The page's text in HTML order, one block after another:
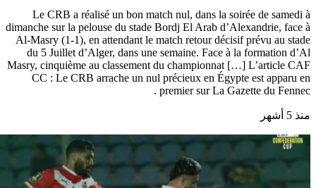
Le CRB a réalisé un bon match nul, dans la soirée de samedi à
dimanche sur la pelouse du stade Bordj El Arab d’Alexandrie, face à
Al-Masry (1-1), en attendant le match retour décisif prévu au stade
du 5 Juillet d’Alger, dans une semaine. Face à la formation d’Al
Masry, cinquième au classement du championnat […] L’article CAF
CC : Le CRB arrache un nul précieux en Égypte est apparu en
premier sur La Gazette du Fennec .
منذ 5 أشهر